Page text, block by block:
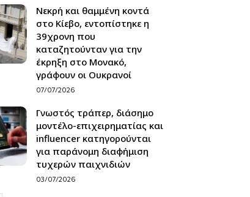
Νεκρή και θαμμένη κοντά
στο Κίεβο, εντοπίστηκε η
39χρονη που
καταζητούνταν για την
έκρηξη στο Μονακό,
γράφουν οι Ουκρανοί
07/07/2026
Γνωστός τράπερ, διάσημο
μοντέλο-επιχειρηματίας και
influencer κατηγορούνται
για παράνομη διαφήμιση
τυχερών παιχνιδιών
03/07/2026